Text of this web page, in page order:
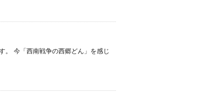
。 今「西南戦争の西郷どん」を感じ